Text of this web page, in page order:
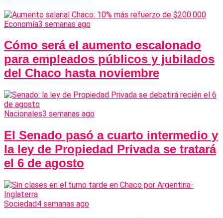
Economía3 semanas ago
Cómo será el aumento escalonado
para empleados públicos y jubilados
del Chaco hasta noviembre
Nacionales3 semanas ago
El Senado pasó a cuarto intermedio y
la ley de Propiedad Privada se tratará
el 6 de agosto
Sociedad4 semanas ago